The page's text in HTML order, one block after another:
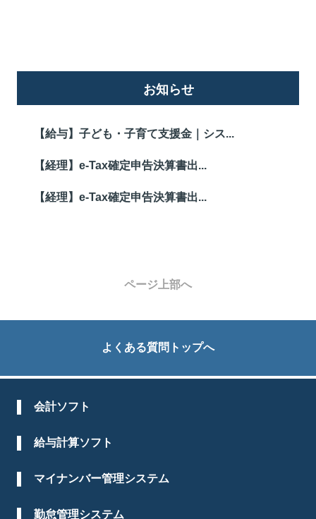
お知らせ
【給与】子ども・子育て支援金｜シス...
【経理】e-Tax確定申告決算書出...
【経理】e-Tax確定申告決算書出...
ページ上部へ
よくある質問トップへ
会計ソフト
給与計算ソフト
マイナンバー管理システム
勤怠管理システム